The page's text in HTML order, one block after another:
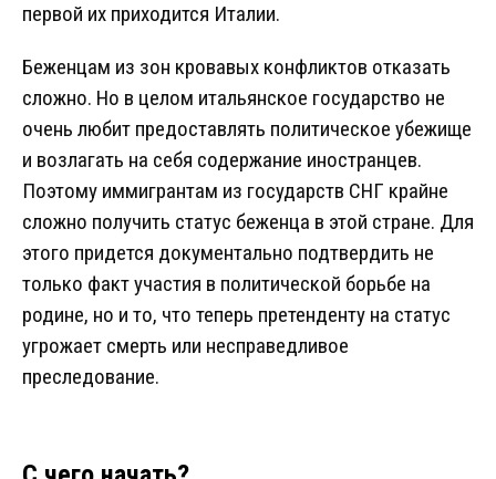
первой их приходится Италии.
Беженцам из зон кровавых конфликтов отказать
сложно. Но в целом итальянское государство не
очень любит предоставлять политическое убежище
и возлагать на себя содержание иностранцев.
Поэтому иммигрантам из государств СНГ крайне
сложно получить статус беженца в этой стране. Для
этого придется документально подтвердить не
только факт участия в политической борьбе на
родине, но и то, что теперь претенденту на статус
угрожает смерть или несправедливое
преследование.